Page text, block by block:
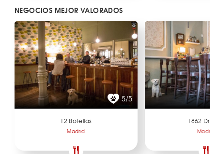
NEGOCIOS MEJOR VALORADOS
5/5
12 Botellas
Madrid
1862 Dry
Madrid